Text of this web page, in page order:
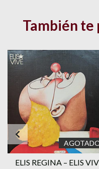
También
ELIS REGINA – ELIS